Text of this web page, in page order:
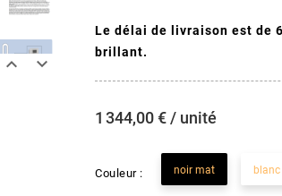
 
Le délai de livraison est de
brillant.
1 344,00 € / unité
Couleur : noir mat